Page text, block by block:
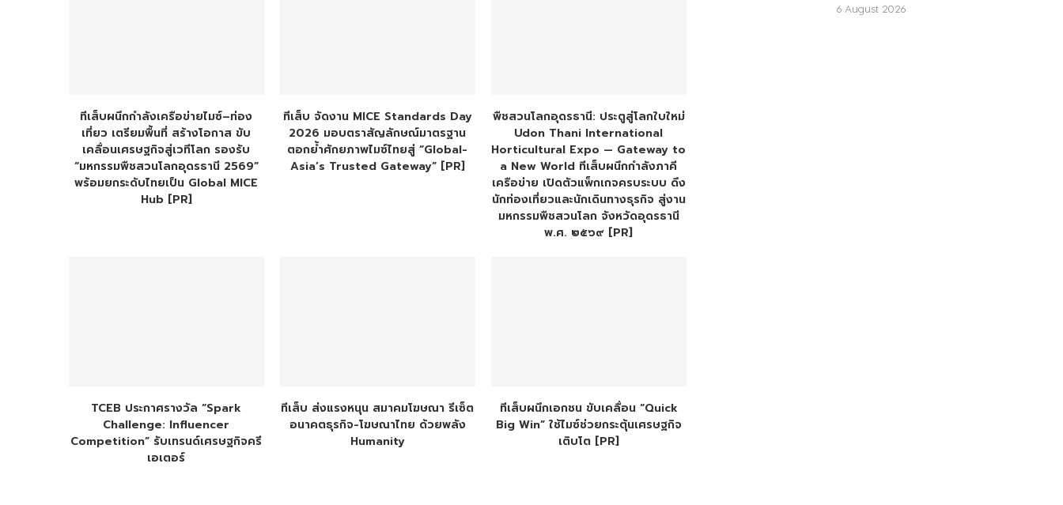
ทีเส็บผนึกกำลังเครือข่ายไมซ์–ท่อง
เที่ยว เตรียมพื้นที่ สร้างโอกาส ขับ
เคลื่อนเศรษฐกิจสู่เวทีโลก รองรับ
“มหกรรมพืชสวนโลกอุดรธานี 2569”
พร้อมยกระดับไทยเป็น Global MICE
Hub [PR]
ทีเส็บ จัดงาน MICE Standards Day
2026 มอบตราสัญลักษณ์มาตรฐาน
ตอกย้ำศักยภาพไมซ์ไทยสู่ “Global-
Asia’s Trusted Gateway” [PR]
พืชสวนโลกอุดรธานี: ประตูสู่โลกใบใหม่
Udon Thani International
Horticultural Expo — Gateway to
a New World ทีเส็บผนึกกำลังภาคี
เครือข่าย เปิดตัวแพ็กเกจครบระบบ ดึง
นักท่องเที่ยวและนักเดินทางธุรกิจ สู่งาน
มหกรรมพืชสวนโลก จังหวัดอุดรธานี
พ.ศ. ๒๕๖๙ [PR]
TCEB ประกาศรางวัล “Spark
Challenge: Influencer
Competition” รับเทรนด์เศรษฐกิจครี
เอเตอร์
ทีเส็บ ส่งแรงหนุน สมาคมโฆษณา รีเซ็ต
อนาคตธุรกิจ-โฆษณาไทย ด้วยพลัง
Humanity
ทีเส็บผนึกเอกชน ขับเคลื่อน “Quick
Big Win” ใช้ไมซ์ช่วยกระตุ้นเศรษฐกิจ
เติบโต [PR]
6 August 2026